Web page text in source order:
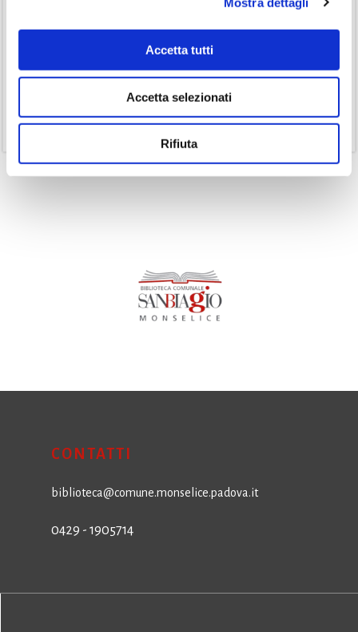
Accetta tutti
Accetta selezionati
Rifiuta
Ricorrenze(14)
Volumi(11)
CONTATTI
biblioteca@comune.monselice.padova.it
0429 - 1905714